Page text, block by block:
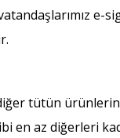
e-
tütün
en az diğerleri